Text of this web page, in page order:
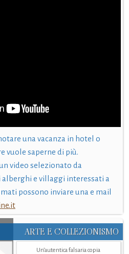
una vacanza in hotel o
vuole saperne di più.
video selezionato da
e villaggi interessati a
possono inviare una e mail
ARTE E COLLEZIONISMO
Un’autentica falsaria copia